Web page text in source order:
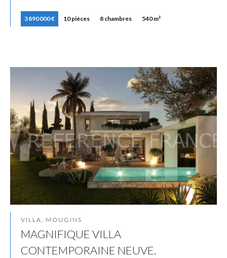
3 890 000 € 10 pièces 8 chambres 540 m²
VILLA, MOUGINS
MAGNIFIQUE VILLA
CONTEMPORAINE NEUVE.